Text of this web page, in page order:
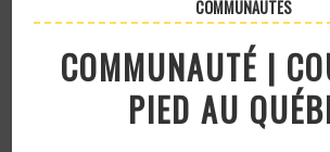
COMMUNAUTÉS
COMMUNAUTÉ |
PIED AU